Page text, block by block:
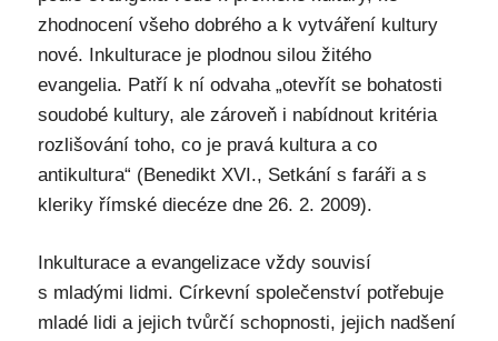
zhodnocení všeho dobrého a k vytváření kultury
nové. Inkulturace je plodnou silou žitého
evangelia. Patří k ní odvaha „otevřít se bohatosti
soudobé kultury, ale zároveň i nabídnout kritéria
rozlišování toho, co je pravá kultura a co
antikultura“ (Benedikt XVI., Setkání s faráři a s
kleriky římské diecéze dne 26. 2. 2009).
Inkulturace a evangelizace vždy souvisí
s mladými lidmi. Církevní společenství potřebuje
mladé lidi a jejich tvůrčí schopnosti, jejich nadšení